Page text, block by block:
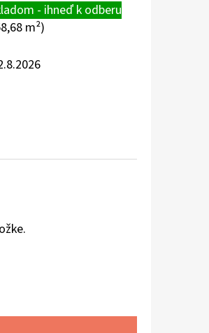
- ihneď k odberu
m²)